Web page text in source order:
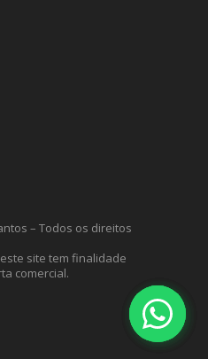
– Todos os direitos
site tem finalidade
comercial.